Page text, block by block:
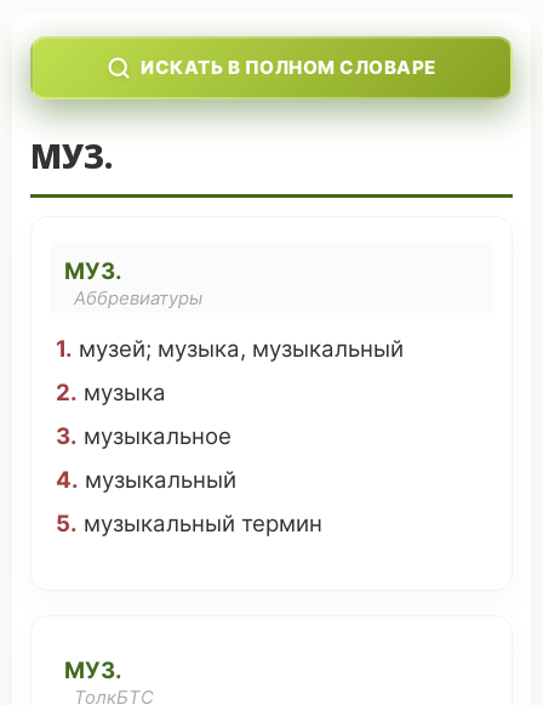
ИСКАТЬ В ПОЛНОМ СЛОВАРЕ
МУЗ.
МУЗ.
Аббревиатуры
1. музей; музыка, музыкальный
2. музыка
3. музыкальное
4. музыкальный
5. музыкальный термин
МУЗ.
ТолкБТС